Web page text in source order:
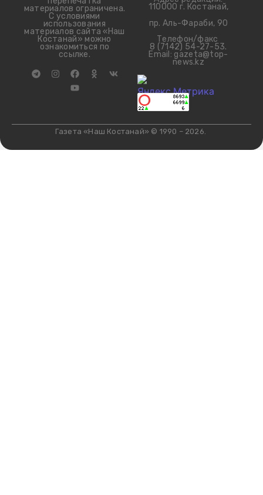
материалов ограничена.
С условиями
использования
материалов сайта «Наш
Костанай» можно
ознакомиться по
ссылке.
110000 г. Костанай,
пр. Аль-Фараби, 90
Телефон/факс
8 (7142) 54-27-53.
Email: gazeta@top-
news.kz
Газета «Наш Костанай» © 1990 – 2026.